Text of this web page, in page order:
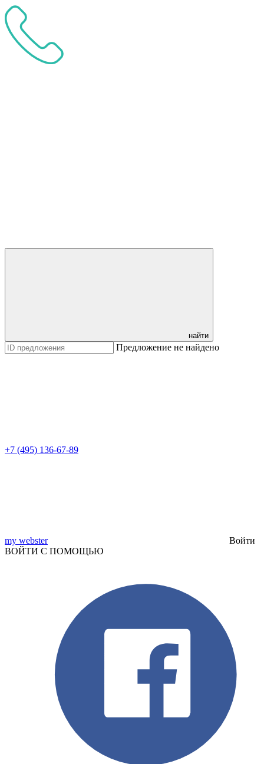
найти
Предложение не найдено
+7 (495) 136-67-89
my webster
Войти
ВОЙТИ С ПОМОЩЬЮ